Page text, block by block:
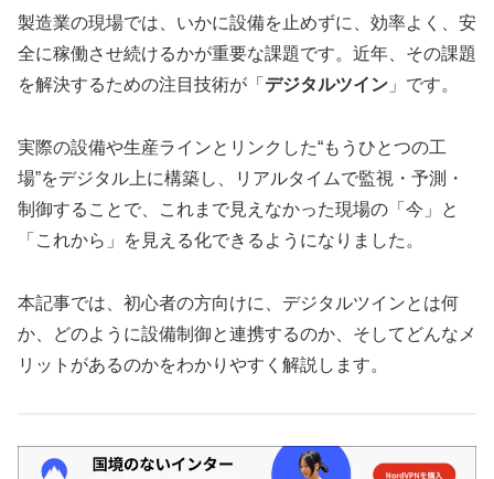
製造業の現場では、いかに設備を止めずに、効率よく、安
全に稼働させ続けるかが重要な課題です。近年、その課題
を解決するための注目技術が「 デジタルツイン 」です。
実際の設備や生産ラインとリンクした“もうひとつの工
場”をデジタル上に構築し、リアルタイムで監視・予測・
制御することで、これまで見えなかった現場の「今」と
「これから」を見える化できるようになりました。
本記事では、初心者の方向けに、デジタルツインとは何
か、どのように設備制御と連携するのか、そしてどんなメ
リットがあるのかをわかりやすく解説します。